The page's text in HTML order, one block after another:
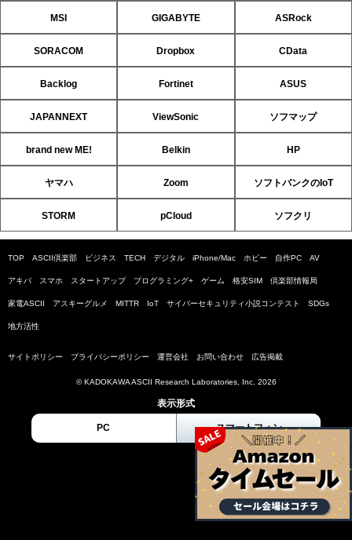
MSI GIGABYTE ASRock
SORACOM Dropbox CData
Backlog Fortinet ASUS
JAPANNEXT ViewSonic ソフマップ
brand new ME! Belkin HP
ヤマハ Zoom ソフトバンクのIoT
STORM pCloud ソフクリ
TOP ASCII倶楽部 ビジネス TECH デジタル iPhone/Mac ホビー 自作PC AV
アキバ スマホ スタートアップ プログラミング+ ゲーム 格安SIM 倶楽部情報局
家電ASCII アスキーグルメ MITTR IoT サイバーセキュリティ小説コンテスト SDGs
地方活性
サイトポリシー プライバシーポリシー 運営会社 お問い合わせ 広告掲載
© KADOKAWA ASCII Research Laboratories, Inc. 2026
表示形式
PC スマートフォン